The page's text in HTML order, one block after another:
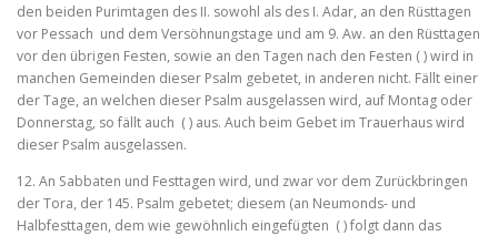
den beiden Purimtagen des II. sowohl als des I. Adar, an den Rüsttagen
vor Pessach und dem Versöh­nungstage und am 9. Aw. an den Rüsttagen
vor den übrigen Festen, sowie an den Tagen nach den Festen ( ) wird in
manchen Gemeinden dieser Psalm gebetet, in anderen nicht. Fällt einer
der Tage, an welchen dieser Psalm ausgelassen wird, auf Montag oder
Donners­tag, so fällt auch ( ) aus. Auch beim Gebet im Trauerhaus wird
dieser Psalm ausgelassen.
12. An Sabbaten und Festtagen wird, und zwar vor dem Zurückbrin­gen
der Tora, der 145. Psalm gebetet; diesem (an Neumonds‑ und
Halbfesttagen, dem wie gewöhnlich eingefügten ( ) folgt dann das